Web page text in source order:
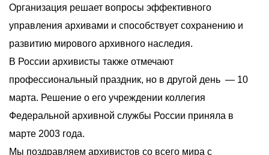
Блог
Заказать услугу
Заказать звонок
Организация решает вопросы эффективного
управления архивами и способствует сохранению и
развитию мирового архивного наследия.
В России архивисты также отмечают
профессиональный праздник, но в другой день — 10
марта. Решение о его учреждении коллегия
Федеральной архивной службы России приняла в
марте 2003 года.
Мы поздравляем архивистов со всего мира с